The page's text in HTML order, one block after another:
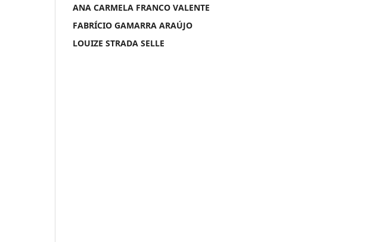
ANA CARMELA FRANCO VALENTE
FABRÍCIO GAMARRA ARAÚJO
LOUIZE STRADA SELLE